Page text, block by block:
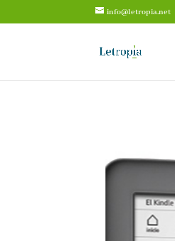
info@letropia.net